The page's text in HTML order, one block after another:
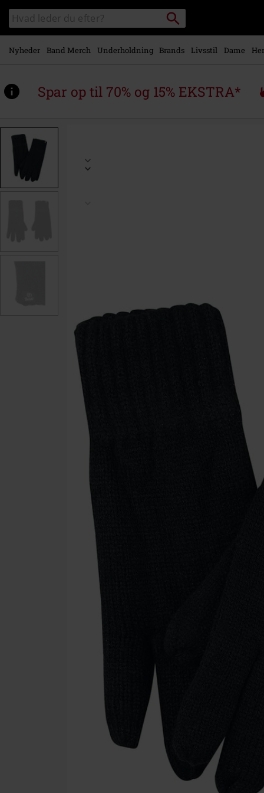
Gå til
hovedindhold
Søg
sortiment
Søg
Nyheder Band Merch Underholdning Brands Livsstil Dame
Spar op til 70% og 15% EKSTRA*
www.emp-
p/thinsulate-
253749.html